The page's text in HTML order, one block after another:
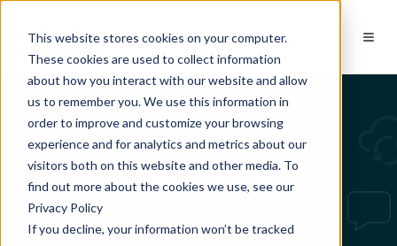
This website stores cookies on your computer.
These cookies are used to collect information
about how you interact with our website and allow
us to remember you. We use this information in
order to improve and customize your browsing
experience and for analytics and metrics about our
visitors both on this website and other media. To
find out more about the cookies we use, see our
Privacy Policy
If you decline, your information won’t be tracked
Tech updates